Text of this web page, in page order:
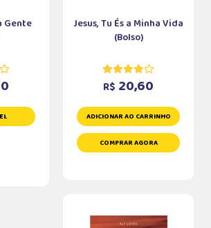
Gente
Jesus, Tu És a Minha Vida
(Bolso)
R$ 20,60
ADICIONAR AO CARRINHO
COMPRAR AGORA